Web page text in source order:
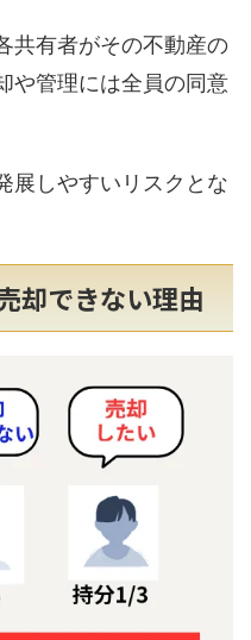
共有者がその不動産の
や管理には全員の同意
展しやすいリスクとな
却できない理由